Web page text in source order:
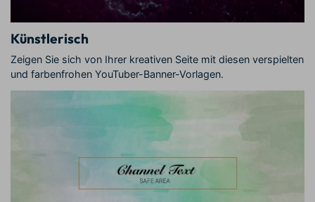
Künstlerisch
Zeigen Sie sich von Ihrer kreativen Seite mit diesen verspielten
und farbenfrohen YouTuber-Banner-Vorlagen.